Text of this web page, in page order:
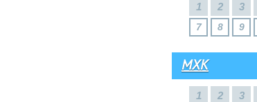
1 2 3
7
8 9
МХК
1 2 3